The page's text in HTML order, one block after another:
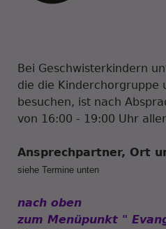
Bei Geschwisterkindern
die die Kinderchorgruppe
besuchen, ist nach
von 16:00 - 19:00 Uhr
Ansprechpartner, Ort
siehe Termine unten
nach oben
zum Menüpunkt "